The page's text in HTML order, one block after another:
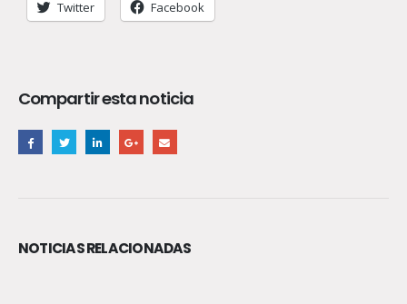
Twitter Facebook
Compartir esta noticia
NOTICIAS RELACIONADAS